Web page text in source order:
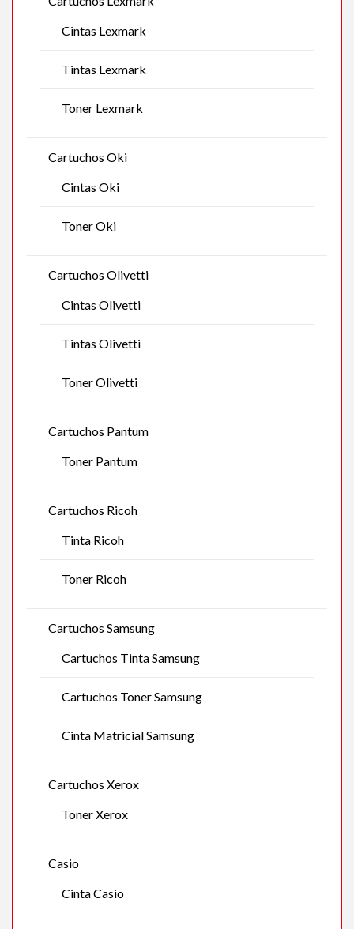
Cintas Lexmark
Tintas Lexmark
Toner Lexmark
Cartuchos Oki
Cintas Oki
Toner Oki
Cartuchos Olivetti
Cintas Olivetti
Tintas Olivetti
Toner Olivetti
Cartuchos Pantum
Toner Pantum
Cartuchos Ricoh
Tinta Ricoh
Toner Ricoh
Cartuchos Samsung
Cartuchos Tinta Samsung
Cartuchos Toner Samsung
Cinta Matricial Samsung
Cartuchos Xerox
Toner Xerox
Casio
Cinta Casio